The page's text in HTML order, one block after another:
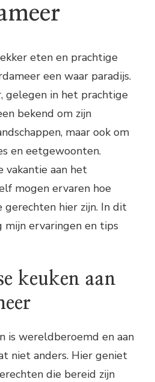
eten en prachtige
een waar paradijs.
gelegen in het prachtige
bekend om zijn
maar ook om
en eetgewoonten.
vakantie aan het
mogen ervaren hoe
gerechten hier zijn. In dit
ervaringen en tips
keuken aan
is wereldberoemd en aan
niet anders. Hier geniet
die bereid zijn